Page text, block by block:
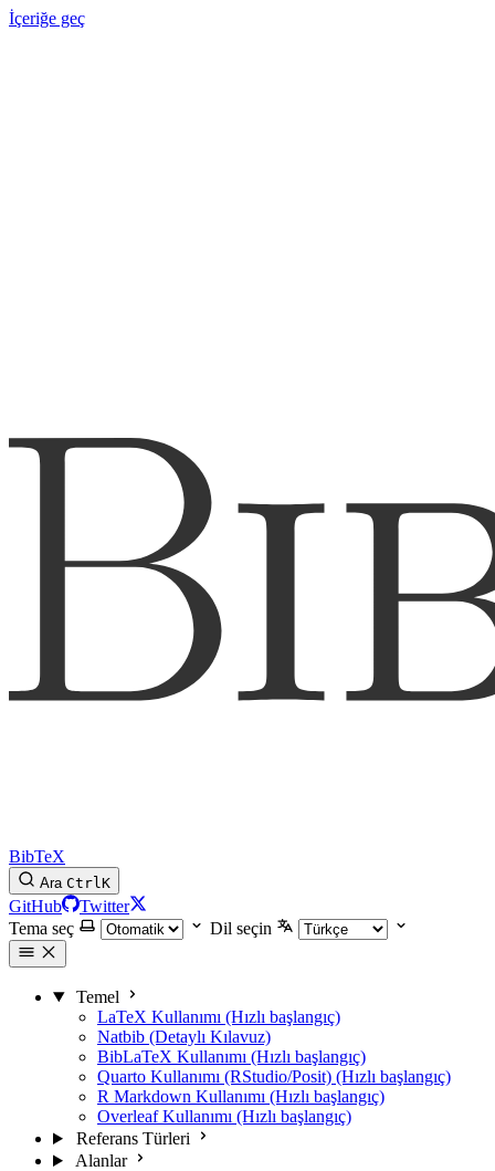
İçeriğe geç
BibTeX
Ara CtrlK
GitHub
Twitter
Tema seç
Dil seçin
Temel
LaTeX Kullanımı (Hızlı başlangıç)
Natbib (Detaylı Kılavuz)
BibLaTeX Kullanımı (Hızlı başlangıç)
Quarto Kullanımı (RStudio/Posit) (Hızlı başlangıç)
R Markdown Kullanımı (Hızlı başlangıç)
Overleaf Kullanımı (Hızlı başlangıç)
Referans Türleri
Alanlar